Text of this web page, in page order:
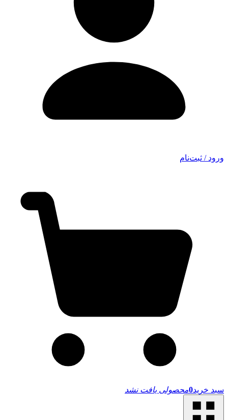
ورود / ثبت‌نام
سبد خرید0محصولی یافت نشد